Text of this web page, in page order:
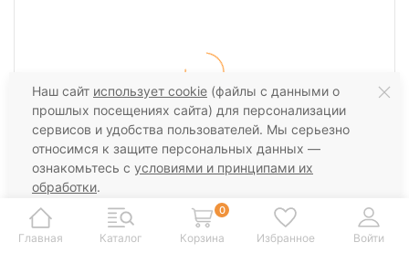
(2)
30% шерсть, 65% акрил, 5% вискоза, 280 м, 100 гр.
Наш сайт использует cookie (файлы с данными о
прошлых посещениях сайта) для персонализации
сервисов и удобства пользователей. Мы серьезно
относимся к защите персональных данных —
ознакомьтесь с условиями и принципами их
обработки.
Вы можете запретить сохранение cookie в
настройках своего браузера.
Главная Каталог
0
Корзина Избранное Войти